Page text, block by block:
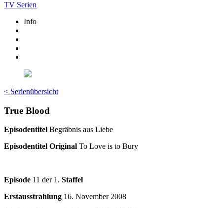
TV Serien
Info
< Serienübersicht
True Blood
Episodentitel Begräbnis aus Liebe
Episodentitel Original To Love is to Bury
Episode 11 der 1. Staffel
Erstausstrahlung 16. November 2008